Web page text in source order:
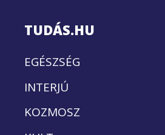
TUDÁS.HU
EGÉSZSÉG
INTERJÚ
KOZMOSZ